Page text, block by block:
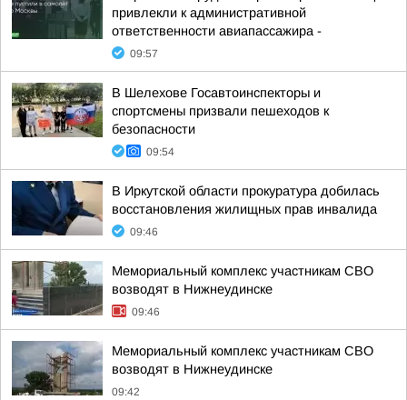
привлекли к административной
ответственности авиапассажира -
09:57
В Шелехове Госавтоинспекторы и
спортсмены призвали пешеходов к
безопасности
09:54
В Иркутской области прокуратура добилась
восстановления жилищных прав инвалида
09:46
Мемориальный комплекс участникам СВО
возводят в Нижнеудинске
09:46
Мемориальный комплекс участникам СВО
возводят в Нижнеудинске
09:42